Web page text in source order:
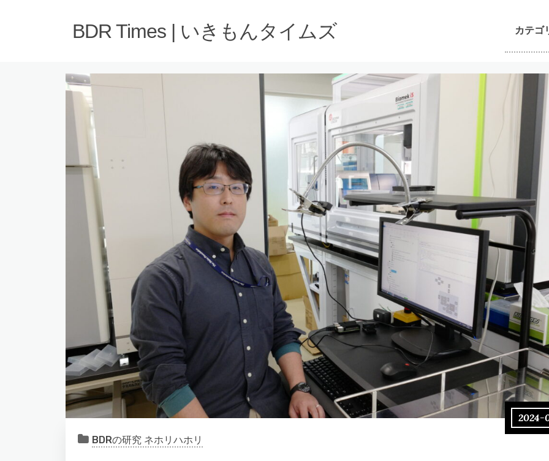
BDR Times | いきもんタイムズ カテゴ
2024-
BDRの研究 ネホリハホリ